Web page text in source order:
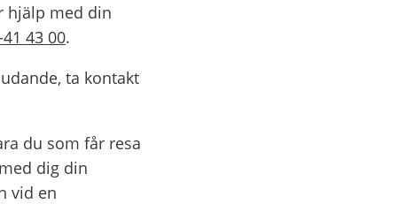
hjälp med din
43 00.
ta kontakt
du som får resa
dig din
vid en